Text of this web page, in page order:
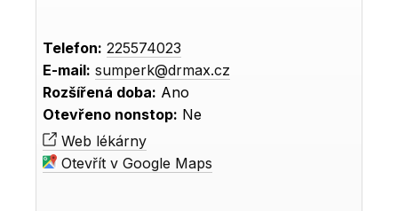
Telefon: 225574023
E-mail: sumperk@drmax.cz
Rozšířená doba: Ano
Otevřeno nonstop: Ne
Web lékárny
Otevřít v Google Maps